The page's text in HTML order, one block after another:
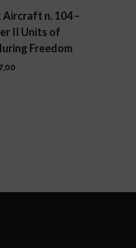
n. 104 –
II Units of
Freedom